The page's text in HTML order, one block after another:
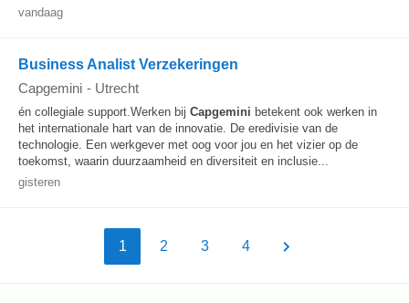
vandaag
Business Analist Verzekeringen
Capgemini - Utrecht
én collegiale support.Werken bij Capgemini betekent ook werken in
het internationale hart van de innovatie. De eredivisie van de
technologie. Een werkgever met oog voor jou en het vizier op de
toekomst, waarin duurzaamheid en diversiteit en inclusie...
gisteren
1 2 3 4